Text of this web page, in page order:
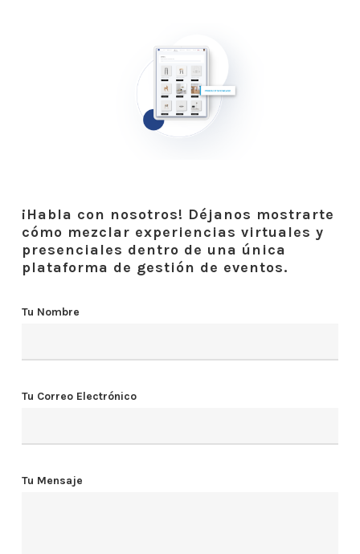
¡Habla con nosotros! Déjanos mostrarte
cómo mezclar experiencias virtuales y
presenciales dentro de una única
plataforma de gestión de eventos.
Tu Nombre
Tu Correo Electrónico
Tu Mensaje